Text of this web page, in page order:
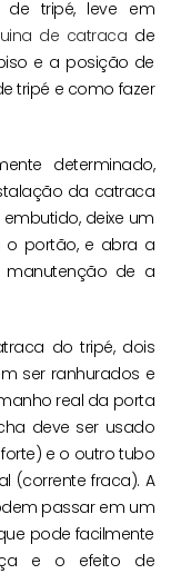
tripé, leve em
de catraca de
e a posição de
tripé e como fazer
determinado,
da catraca
deixe um
o portão, e abra a
de a
do tripé, dois
ser ranhurados e
real da porta
deve ser usado
e o outro tubo
(corrente fraca). A
passar em um
pode facilmente
e o efeito de